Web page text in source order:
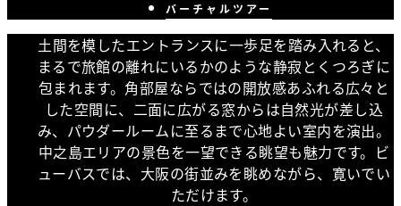
バーチャルツアー
土間を模したエントランスに一歩足を踏み入れると、
まるで旅館の離れにいるかのような静寂とくつろぎに
包まれます。角部屋ならではの開放感あふれる広々と
した空間に、二面に広がる窓からは自然光が差し込
み、パウダールームに至るまで心地よい室内を演出。
中之島エリアの景色を一望できる眺望も魅力です。ビ
ューバスでは、大阪の街並みを眺めながら、寛いでい
ただけます。